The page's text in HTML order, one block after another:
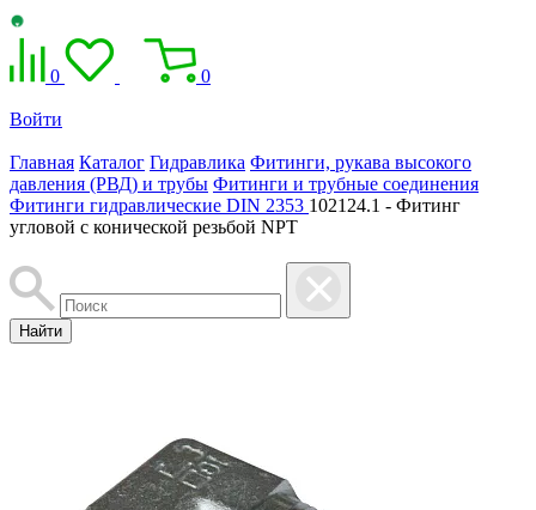
0 0
Войти
Главная Каталог Гидравлика Фитинги, рукава высокого
давления (РВД) и трубы Фитинги и трубные соединения
Фитинги гидравлические DIN 2353 102124.1 - Фитинг
угловой с конической резьбой NPT
Найти